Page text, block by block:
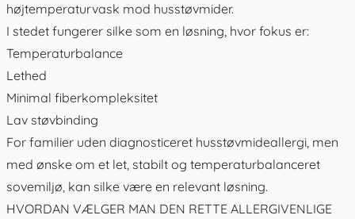
højtemperaturvask mod husstøvmider.
I stedet fungerer silke som en løsning, hvor fokus er:
Temperaturbalance
Lethed
Minimal fiberkompleksitet
Lav støvbinding
For familier uden diagnosticeret husstøvmideallergi, men
med ønske om et let, stabilt og temperaturbalanceret
sovemiljø, kan silke være en relevant løsning.
HVORDAN VÆLGER MAN DEN RETTE ALLERGIVENLIGE